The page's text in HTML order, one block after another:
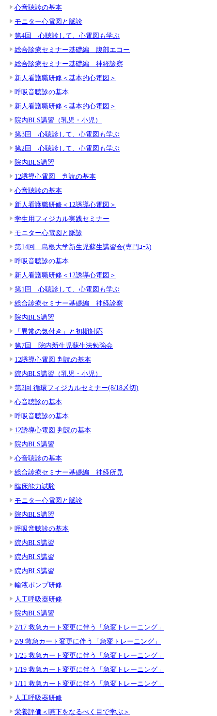
心音聴診の基本
モニター心電図と脈診
第4回 心聴診して、心電図も学ぶ
総合診療セミナー基礎編 腹部エコー
総合診療セミナー基礎編 神経診察
新人看護職研修＜基本的心電図＞
呼吸音聴診の基本
新人看護職研修＜基本的心電図＞
院内BLS講習（乳児・小児）
第3回 心聴診して、心電図も学ぶ
第2回 心聴診して、心電図も学ぶ
院内BLS講習
12誘導心電図 判読の基本
心音聴診の基本
新人看護職研修＜12誘導心電図＞
学生用フィジカル実践セミナー
モニター心電図と脈診
第14回 島根大学新生児蘇生講習会(専門ｺｰｽ)
呼吸音聴診の基本
新人看護職研修＜12誘導心電図＞
第1回 心聴診して、心電図も学ぶ
総合診療セミナー基礎編 神経診察
院内BLS講習
「異常の気付き」と初期対応
第7回 院内新生児蘇生法勉強会
12誘導心電図 判読の基本
院内BLS講習（乳児・小児）
第2回 循環フィジカルセミナー(8/18〆切)
心音聴診の基本
呼吸音聴診の基本
12誘導心電図 判読の基本
院内BLS講習
心音聴診の基本
総合診療セミナー基礎編 神経所見
臨床能力試験
モニター心電図と脈診
院内BLS講習
呼吸音聴診の基本
院内BLS講習
院内BLS講習
院内BLS講習
輸液ポンプ研修
人工呼吸器研修
院内BLS講習
2/17 救急カート変更に伴う「急変トレーニング」
2/9 救急カート変更に伴う「急変トレーニング」
1/25 救急カート変更に伴う「急変トレーニング」
1/19 救急カート変更に伴う「急変トレーニング」
1/11 救急カート変更に伴う「急変トレーニング」
人工呼吸器研修
栄養評価＜嚥下をなるべく目で学ぶ＞